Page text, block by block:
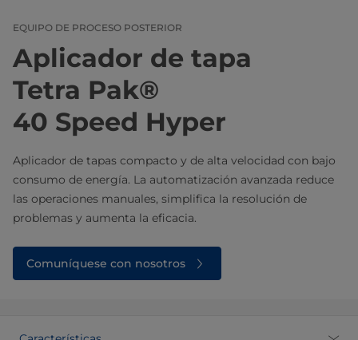
EQUIPO DE PROCESO POSTERIOR
Aplicador de tapa
Tetra Pak®
40 Speed Hyper
Aplicador de tapas compacto y de alta velocidad con bajo
consumo de energía. La automatización avanzada reduce
las operaciones manuales, simplifica la resolución de
problemas y aumenta la eficacia.
Comuníquese con nosotros